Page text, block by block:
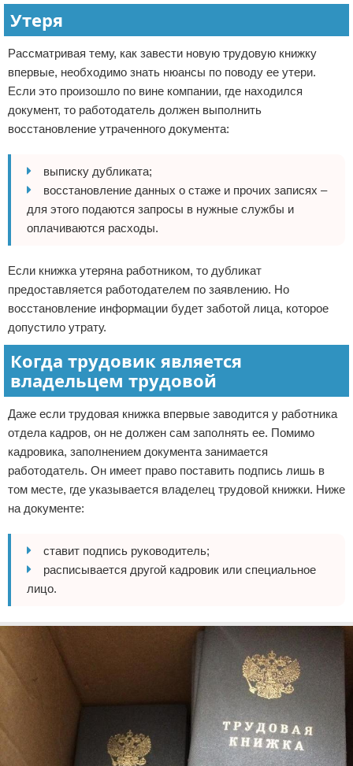
Утеря
Рассматривая тему, как завести новую трудовую книжку
впервые, необходимо знать нюансы по поводу ее утери.
Если это произошло по вине компании, где находился
документ, то работодатель должен выполнить
восстановление утраченного документа:
выписку дубликата;
восстановление данных о стаже и прочих записях –
для этого подаются запросы в нужные службы и
оплачиваются расходы.
Если книжка утеряна работником, то дубликат
предоставляется работодателем по заявлению. Но
восстановление информации будет заботой лица, которое
допустило утрату.
Когда трудовик является
владельцем трудовой
Даже если трудовая книжка впервые заводится у работника
отдела кадров, он не должен сам заполнять ее. Помимо
кадровика, заполнением документа занимается
работодатель. Он имеет право поставить подпись лишь в
том месте, где указывается владелец трудовой книжки. Ниже
на документе:
ставит подпись руководитель;
расписывается другой кадровик или специальное
лицо.